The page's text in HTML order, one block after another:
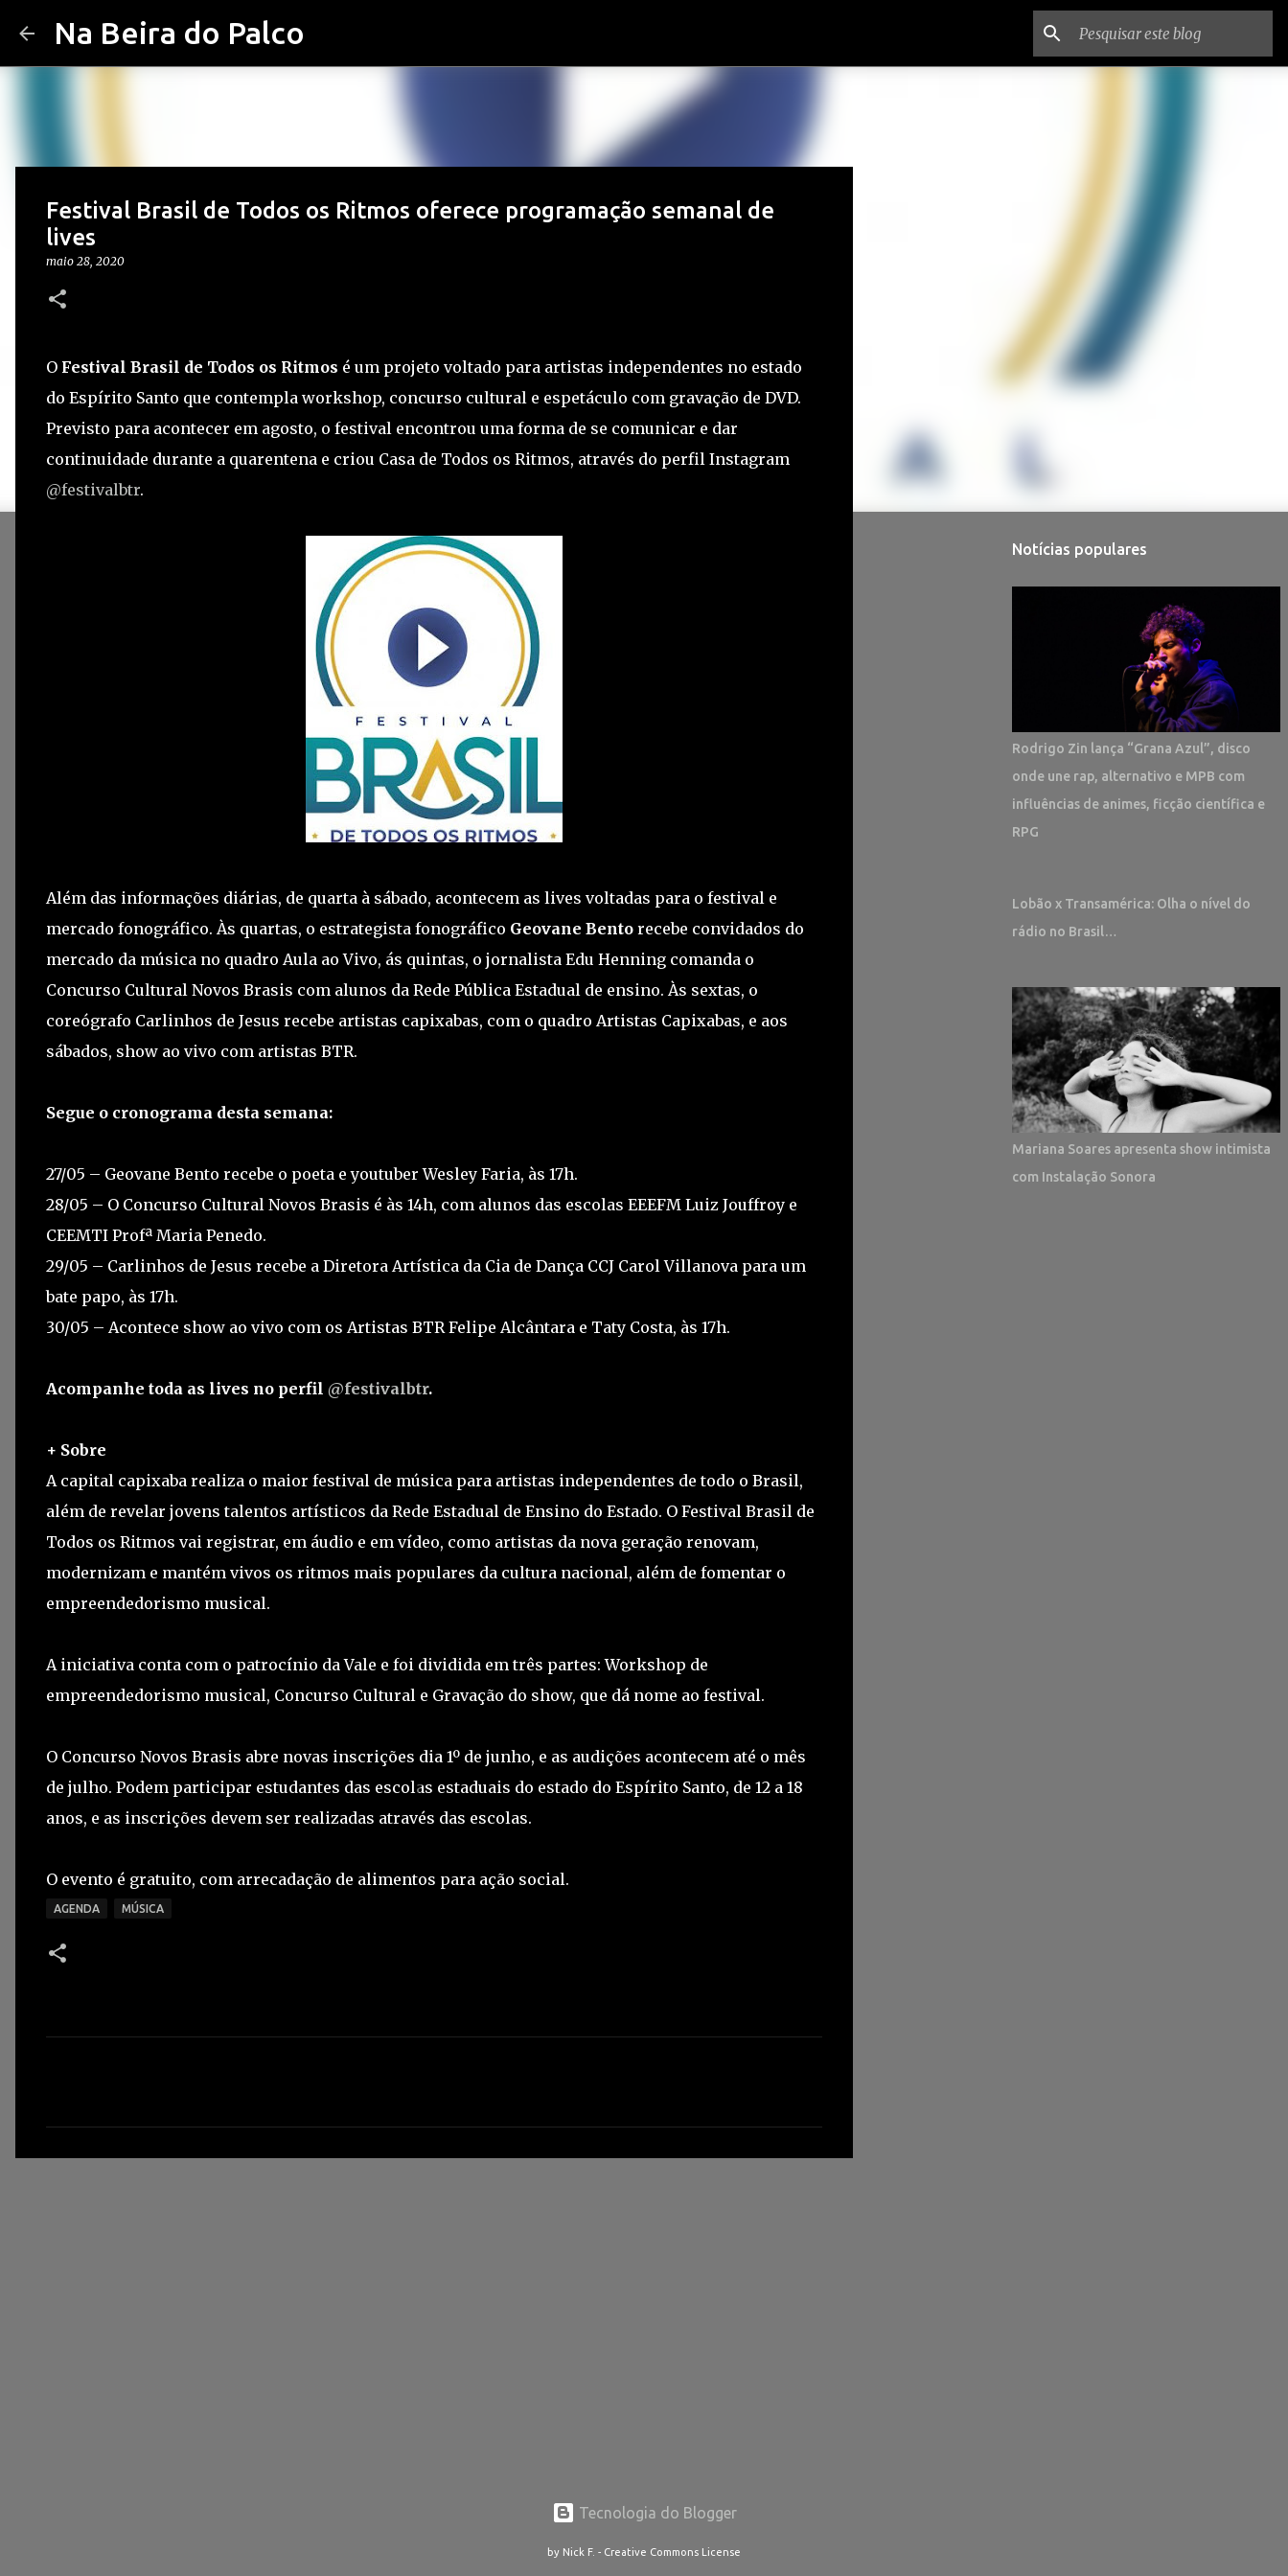
Na Beira do Palco
Festival Brasil de Todos os Ritmos oferece programação semanal de
lives
maio 28, 2020
O Festival Brasil de Todos os Ritmos é um projeto voltado para artistas independentes no estado
do Espírito Santo que contempla workshop, concurso cultural e espetáculo com gravação de DVD.
Previsto para acontecer em agosto, o festival encontrou uma forma de se comunicar e dar
continuidade durante a quarentena e criou Casa de Todos os Ritmos, através do perfil Instagram
@festivalbtr.
Além das informações diárias, de quarta à sábado, acontecem as lives voltadas para o festival e
mercado fonográfico. Às quartas, o estrategista fonográfico Geovane Bento recebe convidados do
mercado da música no quadro Aula ao Vivo, ás quintas, o jornalista Edu Henning comanda o
Concurso Cultural Novos Brasis com alunos da Rede Pública Estadual de ensino. Às sextas, o
coreógrafo Carlinhos de Jesus recebe artistas capixabas, com o quadro Artistas Capixabas, e aos
sábados, show ao vivo com artistas BTR.
Segue o cronograma desta semana:
27/05 – Geovane Bento recebe o poeta e youtuber Wesley Faria, às 17h.
28/05 – O Concurso Cultural Novos Brasis é às 14h, com alunos das escolas EEEFM Luiz Jouffroy e
CEEMTI Profª Maria Penedo.
29/05 – Carlinhos de Jesus recebe a Diretora Artística da Cia de Dança CCJ Carol Villanova para um
bate papo, às 17h.
30/05 – Acontece show ao vivo com os Artistas BTR Felipe Alcântara e Taty Costa, às 17h.
Acompanhe toda as lives no perfil @festivalbtr.
+ Sobre
A capital capixaba realiza o maior festival de música para artistas independentes de todo o Brasil,
além de revelar jovens talentos artísticos da Rede Estadual de Ensino do Estado. O Festival Brasil de
Todos os Ritmos vai registrar, em áudio e em vídeo, como artistas da nova geração renovam,
modernizam e mantém vivos os ritmos mais populares da cultura nacional, além de fomentar o
empreendedorismo musical.
A iniciativa conta com o patrocínio da Vale e foi dividida em três partes: Workshop de
empreendedorismo musical, Concurso Cultural e Gravação do show, que dá nome ao festival.
O Concurso Novos Brasis abre novas inscrições dia 1º de junho, e as audições acontecem até o mês
de julho. Podem participar estudantes das escolas estaduais do estado do Espírito Santo, de 12 a 18
anos, e as inscrições devem ser realizadas através das escolas.
O evento é gratuito, com arrecadação de alimentos para ação social.
AGENDA MÚSICA
Notícias populares
Rodrigo Zin lança “Grana Azul”, disco
onde une rap, alternativo e MPB com
influências de animes, ficção científica e
RPG
Lobão x Transamérica: Olha o nível do
rádio no Brasil…
Mariana Soares apresenta show intimista
com Instalação Sonora
Tecnologia do Blogger
by Nick F. - Creative Commons License